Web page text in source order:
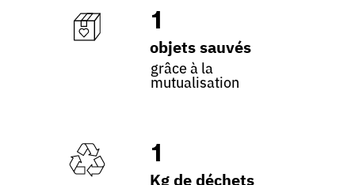
1
objets sauvés
grâce à la
mutualisation
1
Kg de déchets